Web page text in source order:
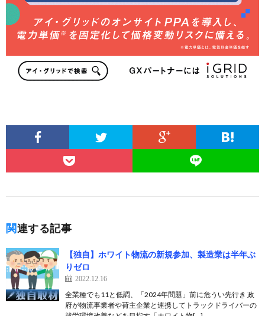
関連する記事
【独自】ホワイト物流の新規参加、製造業は半年ぶ
りゼロ
2022.12.16
全業種でも11と低調、「2024年問題」前に危うい先行き 政
府が物流事業者や荷主企業と連携してトラックドライバーの